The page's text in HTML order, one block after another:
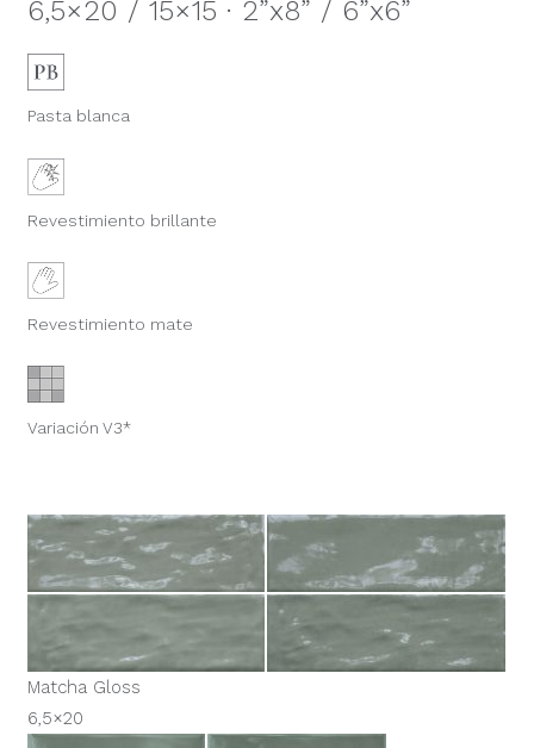
6,5×20 / 15×15 · 2”x8” / 6”x6”
Pasta blanca
Revestimiento brillante
Revestimiento mate
Variación V3*
Matcha Gloss
6,5×20